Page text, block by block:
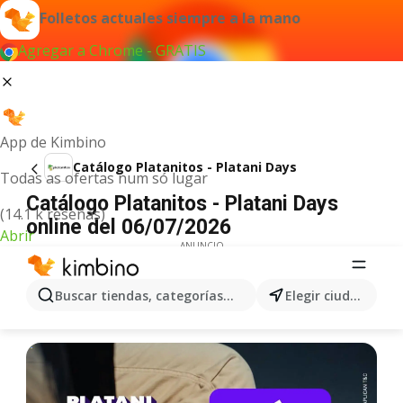
Folletos actuales siempre a la mano
Agregar a Chrome - GRATIS
App de Kimbino
Todas as ofertas num só lugar
(14.1 k reseñas)
Abrir
Buscar tiendas, categorías, productos... Elegir ciudad
Catálogo Platanitos - Platani Days
Catálogo Platanitos - Platani Days
online del 06/07/2026
ANUNCIO